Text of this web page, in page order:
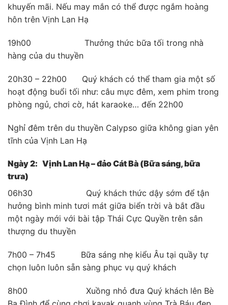
khuyến mãi. Nếu may mắn có thể được ngắm hoàng
hôn trên Vịnh Lan Hạ
19h00 Thưởng thức bữa tối trong nhà
hàng của du thuyền
20h30 – 22h00 Quý khách có thể tham gia một số
hoạt động buổi tối như: câu mực đêm, xem phim trong
phòng ngủ, chơi cờ, hát karaoke… đến 22h00
Nghỉ đêm trên du thuyền Calypso giữa không gian yên
tĩnh của Vịnh Lan Hạ
Ngày 2: Vịnh Lan Hạ – đảo Cát Bà (Bữa sáng, bữa
trưa)
06h30 Quý khách thức dậy sớm để tận
hưởng bình minh tươi mát giữa biển trời và bắt đầu
một ngày mới với bài tập Thái Cực Quyền trên sân
thượng du thuyền
7h00 – 7h45 Bữa sáng nhẹ kiểu Âu tại quầy tự
chọn luôn luôn sẵn sàng phục vụ quý khách
8h00 Xuồng nhỏ đưa Quý khách lên Bè